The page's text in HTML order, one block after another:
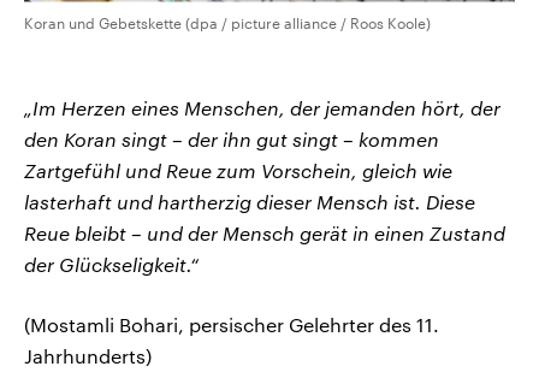
Koran und Gebetskette (dpa / picture alliance / Roos Koole)
„Im Herzen eines Menschen, der jemanden hört, der
den Koran singt – der ihn gut singt – kommen
Zartgefühl und Reue zum Vorschein, gleich wie
lasterhaft und hartherzig dieser Mensch ist. Diese
Reue bleibt – und der Mensch gerät in einen Zustand
der Glückseligkeit.“
(Mostamli Bohari, persischer Gelehrter des 11.
Jahrhunderts)